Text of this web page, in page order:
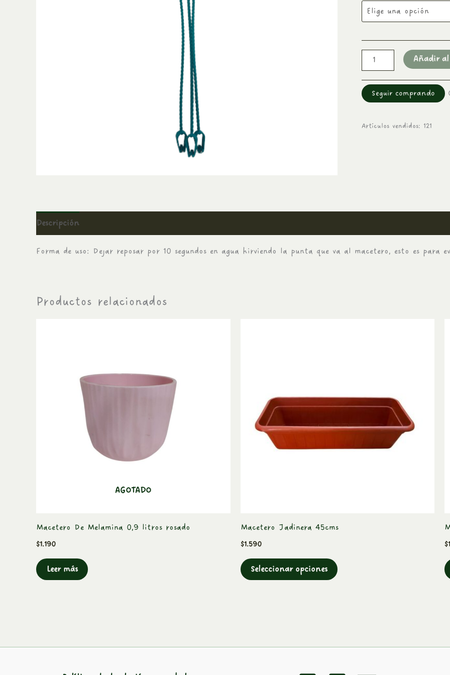
Añadir
Seguir comprando
Artículos vendidos: 121
Descripción
Forma de uso: Dejar reposar por 10 segundos en agua hirviendo la punta que va al macetero, esto es para
Productos relacionados
AGOTADO
Macetero De Melamina 0,9 litros rosado
$1.190
Leer más
Macetero Jadinera 45cms
$1.590
Seleccionar opciones
Las
se
producto
$